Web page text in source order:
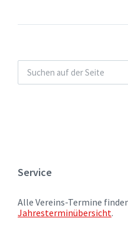
Service
Alle Vereins-Termine
Jahresterminübersicht.